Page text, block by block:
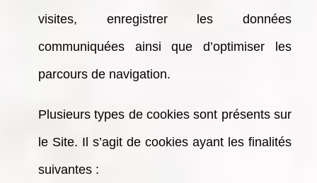
visites, enregistrer les données
communiquées ainsi que d’optimiser les
parcours de navigation.
Plusieurs types de cookies sont présents sur
le Site. Il s’agit de cookies ayant les finalités
suivantes :